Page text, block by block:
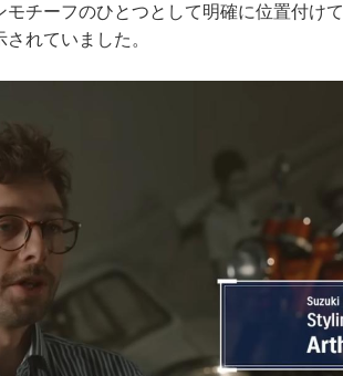
チーフのひとつとして明確に位置付け
れていました。